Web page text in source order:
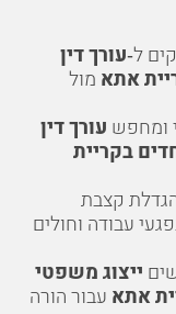
ל‑עורך דין
אתא מול
ומחפש עורך דין
בקריית
קצבת
עבודה וחולים
ייצוג משפטי
אתא עבור הורה